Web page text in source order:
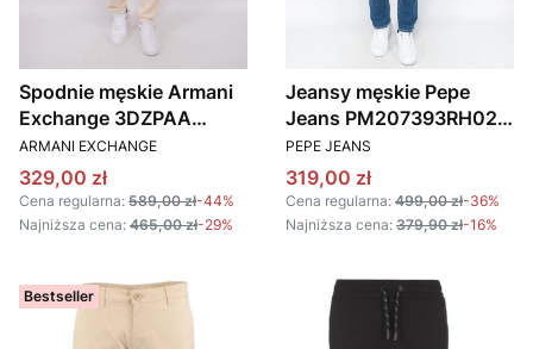
Spodnie męskie Armani
Exchange 3DZPAA
ZJUBZ kremowy
PRODUCENT
ARMANI EXCHANGE
Cena promocyjna
329,00 zł
Cena regularna: 589,00 zł-44%
Najniższa cena: 465,00 zł-29%
Jeansy męskie Pepe
Jeans PM207393RH02
niebieski
PRODUCENT
PEPE JEANS
Cena promocyjna
319,00 zł
Cena regularna: 499,00 zł-36%
Najniższa cena: 379,90 zł-16%
Bestseller